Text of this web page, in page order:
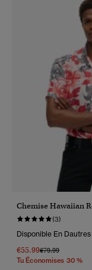
Chemise Hawaiian
(3)
Disponible En
€55.99Prix Réduit De
€79.99À
Tu Économises 30 %